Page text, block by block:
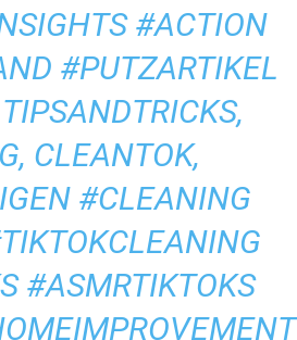
#ACTION
#PUTZARTIKEL
CLEANTOK,
#CLEANING
#ASMRTIKTOKS